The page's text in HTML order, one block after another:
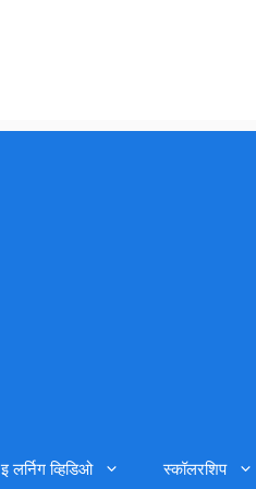
इ लर्निग व्हिडिओ स्कॉलरशिप